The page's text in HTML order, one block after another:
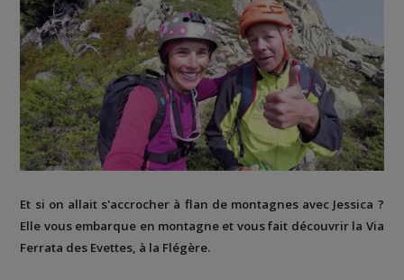
Et si on allait s'accrocher à flan de montagnes avec Jessica ?
Elle vous embarque en montagne et vous fait découvrir la Via
Ferrata des Evettes, à la Flégère.